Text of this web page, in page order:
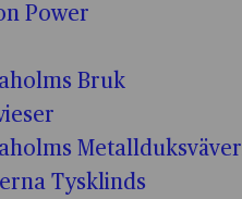
Power
Bruk
Tysklinds